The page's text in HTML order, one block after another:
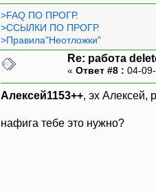
>FAQ ПО ПРОГР.
>ССЫЛКИ ПО ПРОГР.
>Правила"Неотложки"
Re: работа
« Ответ #8 : 04-
Алексей1153++, эх Алексей,
нафига тебе это нужно?